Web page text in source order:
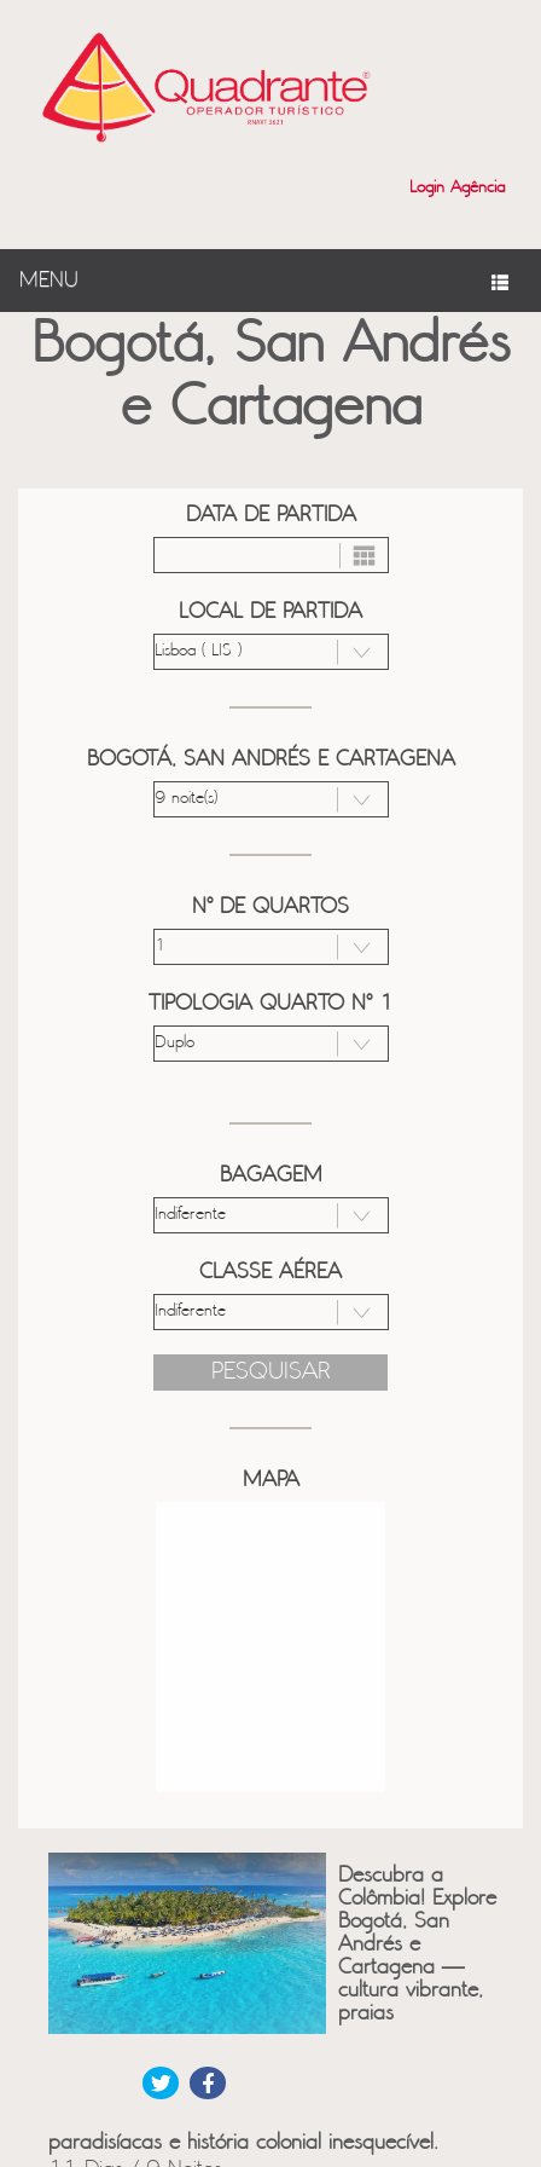
Login Agência
MENU
Bogotá, San Andrés
e Cartagena
DATA DE PARTIDA
LOCAL DE PARTIDA
BOGOTÁ, SAN ANDRÉS E CARTAGENA
Nº DE QUARTOS
TIPOLOGIA QUARTO Nº 1
BAGAGEM
CLASSE AÉREA
PESQUISAR
MAPA
Descubra a
Colômbia! Explore
Bogotá, San
Andrés e
Cartagena —
cultura vibrante,
praias
paradisíacas e história colonial inesquecível.